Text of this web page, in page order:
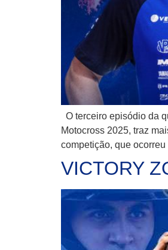
O terceiro episódio da
Motocross 2025, traz
competição, que
VICTORY